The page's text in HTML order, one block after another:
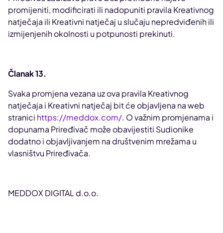
promijeniti, modificirati ili nadopuniti pravila Kreativnog
natječaja ili Kreativni natječaj u slučaju nepredviđenih ili
izmijenjenih okolnosti u potpunosti prekinuti.
Članak 13.
Svaka promjena vezana uz ova pravila Kreativnog
natječaja i Kreativni natječaj bit će objavljena na web
stranici https://meddox.com/. O važnim promjenama i
dopunama Priređivač može obavijestiti Sudionike
dodatno i objavljivanjem na društvenim mrežama u
vlasništvu Priređivača.
MEDDOX DIGITAL d.o.o.